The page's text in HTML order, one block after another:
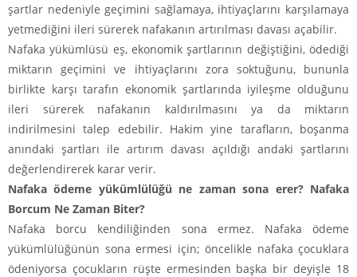
şartlar nedeniyle geçimini sağlamaya, ihtiyaçlarını karşılamaya
yetmediğini ileri sürerek nafakanın artırılması davası açabilir.
Nafaka yükümlüsü eş, ekonomik şartlarının değiştiğini, ödediği
miktarın geçimini ve ihtiyaçlarını zora soktuğunu, bununla
birlikte karşı tarafın ekonomik şartlarında iyileşme olduğunu
ileri sürerek nafakanın kaldırılmasını ya da miktarın
indirilmesini talep edebilir. Hakim yine tarafların, boşanma
anındaki şartları ile artırım davası açıldığı andaki şartlarını
değerlendirerek karar verir.
Nafaka ödeme yükümlülüğü ne zaman sona erer? Nafaka
Borcum Ne Zaman Biter?
Nafaka borcu kendiliğinden sona ermez. Nafaka ödeme
yükümlülüğünün sona ermesi için; öncelikle nafaka çocuklara
ödeniyorsa çocukların rüşte ermesinden başka bir deyişle 18